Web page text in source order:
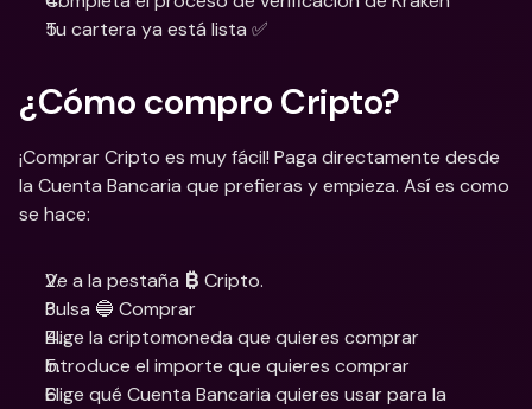
Tu cartera ya está lista ✅
¿Cómo compro Cripto?
¡Comprar Cripto es muy fácil! Paga directamente desde
la Cuenta Bancaria que prefieras y empieza. Así es como
se hace:
Ve a la pestaña ₿ Cripto.
Pulsa 🔵 Comprar
Elige la criptomoneda que quieres comprar
Introduce el importe que quieres comprar
Elige qué Cuenta Bancaria quieres usar para la